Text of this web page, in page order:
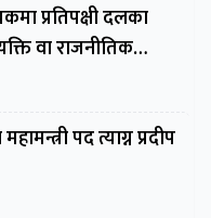
प्रतिपक्षी दलका
वा राजनीतिक
संस्था नबनोस्
पद त्याग्न प्रदीप